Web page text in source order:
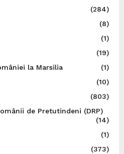
(284)
(8)
(1)
(19)
la Marsilia
(1)
(10)
(803)
de Pretutindeni (DRP)
(14)
(1)
(373)